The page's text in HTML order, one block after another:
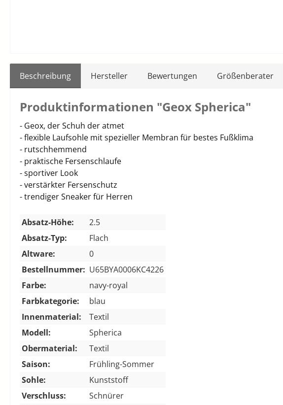
Beschreibung Hersteller Bewertungen Größenberater
Produktinformationen "Geox Spherica"
- Geox, der Schuh der atmet
- flexible Laufsohle mit spezieller Membran für bestes Fußklima
- rutschhemmend
- praktische Fersenschlaufe
- sportiver Look
- verstärkter Fersenschutz
- trendiger Sneaker für Herren
Absatz-Höhe:
2.5
Absatz-Typ:
Flach
Altware:
0
Bestellnummer: U65BYA0006KC4226
Farbe:
navy-royal
Farbkategorie:
blau
Innenmaterial:
Textil
Modell:
Spherica
Obermaterial:
Textil
Saison:
Frühling-Sommer
Sohle:
Kunststoff
Verschluss:
Schnürer